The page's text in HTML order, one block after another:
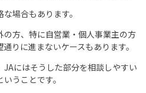
場合もあります。
方、特に自営業・個人事業主の方
りに進まないケースもあります。
にはそうした部分を相談しやすい
うことです。